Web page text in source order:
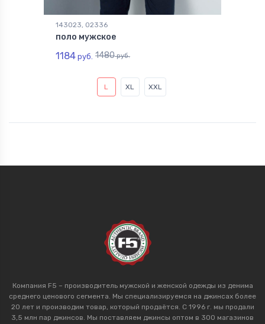
143023, 02336
поло мужское
1184 руб. 1480руб.
L XL XXL
Компания F5 – производитель мужской и женской одежды из денима
среднего ценового сегмента. Мы специализируемся на джинсах более
20 лет и производим товар, который продаётся. С 1996 г. мы продали
3,5 млн пар джинсов. Мы поставляем джинсы оптом в 300 магазинов